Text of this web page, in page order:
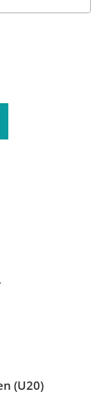
(U20)